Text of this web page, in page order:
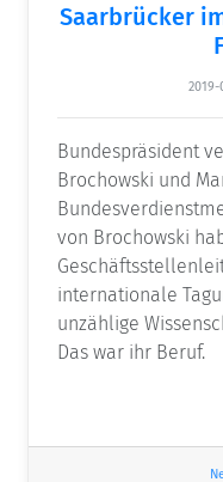
Saarbrücker
2019-
Bundespräsident
Brochowski und
von Brochowski
internationale
unzählige
Das war ihr Beruf.